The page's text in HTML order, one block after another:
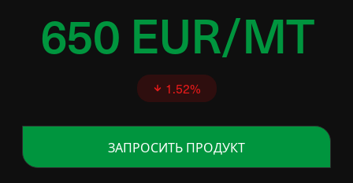
650 EUR/MT
1.52%
ЗАПРОСИТЬ ПРОДУКТ